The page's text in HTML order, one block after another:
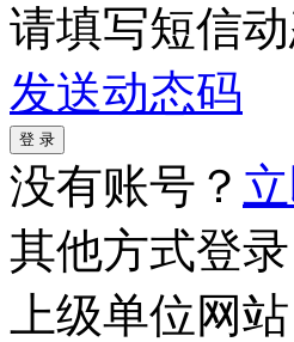
请填写短信
发送动态码
没有账号？
其他方式登录
上级单位网站